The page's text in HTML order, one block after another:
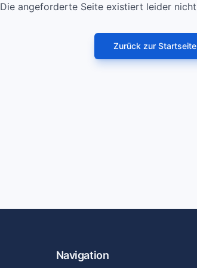
Die angeforderte Seite existiert leider
Zurück zur Startseite
Navigation